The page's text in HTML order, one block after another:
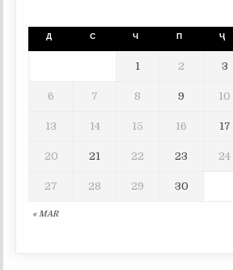
Д С Ч П Ҷ
« MAR
1 2 3
6 7 8 9 10
13 14 15 16 17
20 21 22 23 24
27 28 29 30